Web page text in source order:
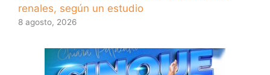
renales, según un estudio
8 agosto, 2026